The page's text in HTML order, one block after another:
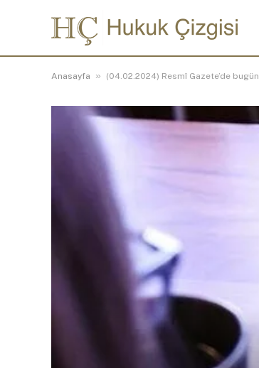
Anasayfa » (04.02.2024) Resmî Gazete’de bugün